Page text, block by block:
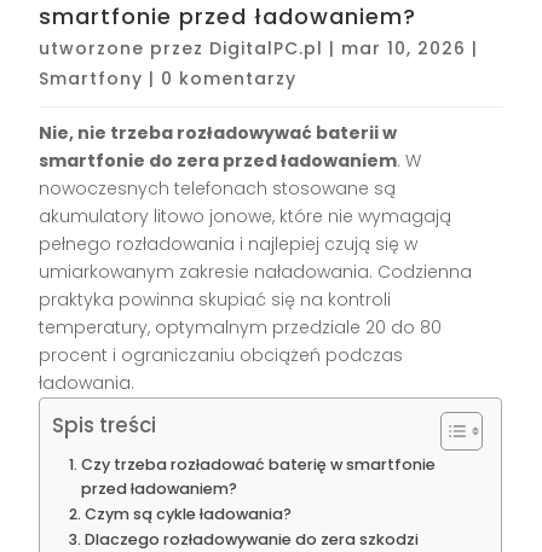
smartfonie przed ładowaniem?
utworzone przez DigitalPC.pl | mar 10, 2026 |
Smartfony | 0 komentarzy
Nie, nie trzeba rozładowywać baterii w
smartfonie do zera przed ładowaniem. W
nowoczesnych telefonach stosowane są
akumulatory litowo jonowe, które nie wymagają
pełnego rozładowania i najlepiej czują się w
umiarkowanym zakresie naładowania. Codzienna
praktyka powinna skupiać się na kontroli
temperatury, optymalnym przedziale 20 do 80
procent i ograniczaniu obciążeń podczas
ładowania.
Spis treści
Czy trzeba rozładować baterię w smartfonie
przed ładowaniem?
Czym są cykle ładowania?
Dlaczego rozładowywanie do zera szkodzi